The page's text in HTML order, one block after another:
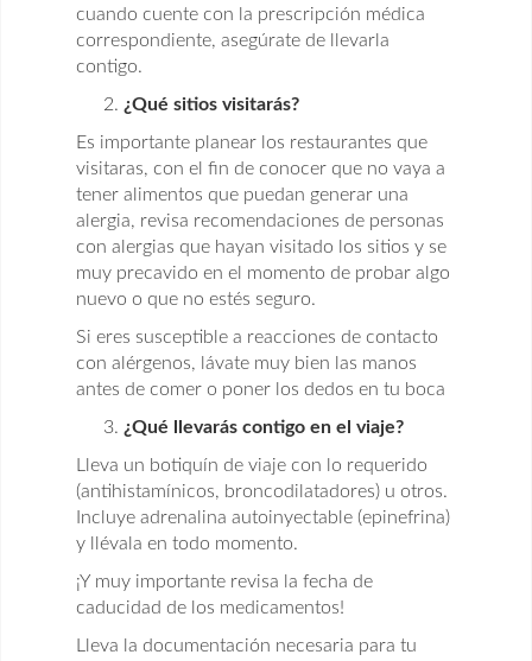
cuando cuente con la prescripción médica
correspondiente, asegúrate de llevarla
contigo.
¿Qué sitios visitarás?
Es importante planear los restaurantes que
visitaras, con el fin de conocer que no vaya a
tener alimentos que puedan generar una
alergia, revisa recomendaciones de personas
con alergias que hayan visitado los sitios y se
muy precavido en el momento de probar algo
nuevo o que no estés seguro.
Si eres susceptible a reacciones de contacto
con alérgenos, lávate muy bien las manos
antes de comer o poner los dedos en tu boca
¿Qué llevarás contigo en el viaje?
Lleva un botiquín de viaje con lo requerido
(antihistamínicos, broncodilatadores) u otros.
Incluye adrenalina autoinyectable (epinefrina)
y llévala en todo momento.
¡Y muy importante revisa la fecha de
caducidad de los medicamentos!
Lleva la documentación necesaria para tu